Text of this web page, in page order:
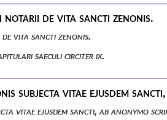
notarii de vita sancti zenonis.
de vita sancti zenonis.
saeculi circiter ix.
subjecta vitae ejusdem
vitae ejusdem sancti, ab anonymo